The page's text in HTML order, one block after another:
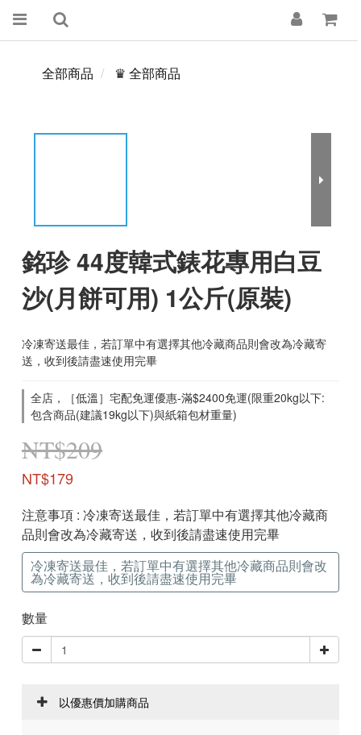
全部商品 ♛ 全部商品
銘珍 44度韓式錶花專用白豆
沙(月餅可用) 1公斤(原裝)
冷凍寄送最佳，若訂單中有選擇其他冷藏商品則會改為冷藏寄
送，收到後請盡速使用完畢
全店，［低溫］宅配免運優惠-滿$2400免運(限重20kg以下:
包含商品(建議19kg以下)與紙箱包材重量)
NT$209
NT$179
注意事項 : 冷凍寄送最佳，若訂單中有選擇其他冷藏商
品則會改為冷藏寄送，收到後請盡速使用完畢
冷凍寄送最佳，若訂單中有選擇其他冷藏商品則會改
為冷藏寄送，收到後請盡速使用完畢
數量
以優惠價加購商品